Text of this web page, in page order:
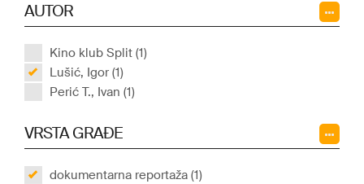
AUTOR
Kino klub Split (1)
Lušić, Igor (1)
Perić T., Ivan (1)
VRSTA GRAĐE
dokumentarna reportaža (1)